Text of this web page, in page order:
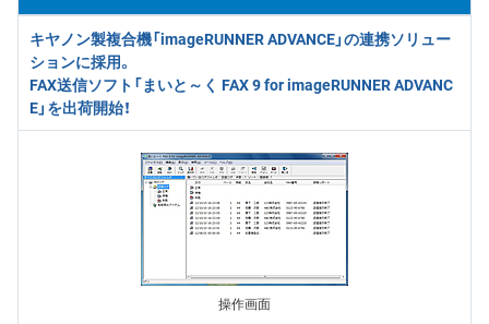
キヤノン製複合機「imageRUNNER ADVANCE」の連携ソリュー
ションに採用。
FAX送信ソフト「まいと～く FAX 9 for imageRUNNER ADVANC
E」を出荷開始！
操作画面